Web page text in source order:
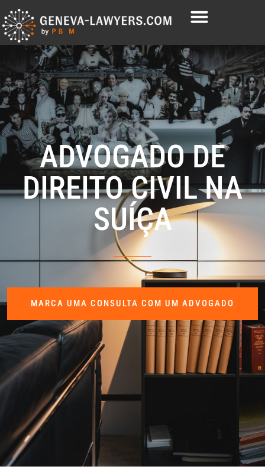
ADVOGADO DE
DIREITO CIVIL NA
SUÍÇA
MARCA UMA CONSULTA COM UM ADVOGADO